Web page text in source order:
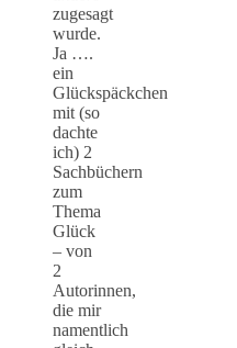
zugesagt
wurde.
Ja ….
ein
Glückspäckchen
mit (so
dachte
ich) 2
Sachbüchern
zum
Thema
Glück
– von
2
Autorinnen,
die mir
namentlich